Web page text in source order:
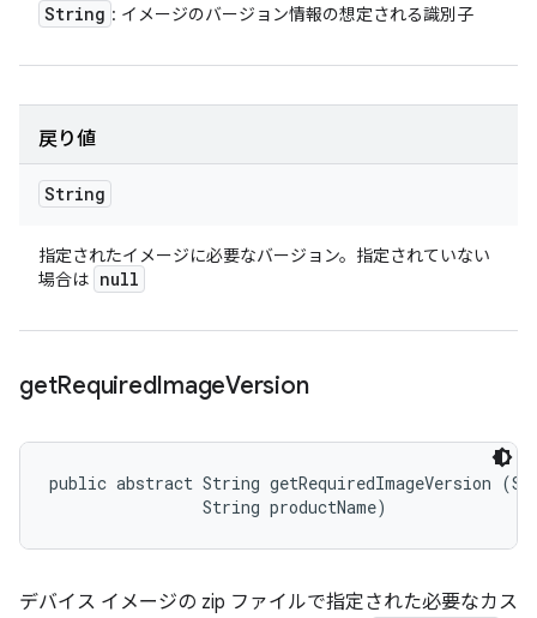
String : イメージのバージョン情報の想定される識別子
戻り値
String
指定されたイメージに必要なバージョン。指定されていない
場合は null
getRequiredImageVersion
public abstract String getRequiredImageVersion
                String productName)
デバイス イメージの zip ファイルで指定された必要なカス